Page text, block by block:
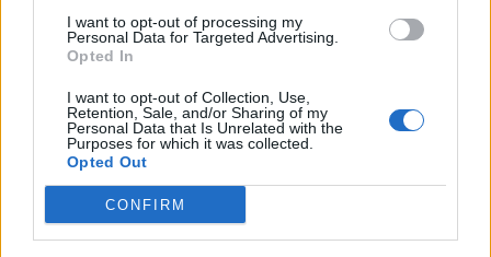
I want to opt-out of processing my
Personal Data for Targeted Advertising.
Opted In
I want to opt-out of Collection, Use,
Retention, Sale, and/or Sharing of my
Personal Data that Is Unrelated with the
Purposes for which it was collected.
Opted Out
CONFIRM
270 graus, combinada com uma cambota de baixa
inércia, garante uma resposta imediata do acelerador
e uma entrega de potência com personalidade,
enquanto o binário forte é mantido em toda a gama
de rotações, atingindo um pico impressionante de
112 Nm.
Tecnologia de ponta